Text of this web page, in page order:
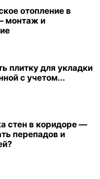
отопление в
монтаж и
плитку для укладки
с учетом...
стен в коридоре —
перепадов и